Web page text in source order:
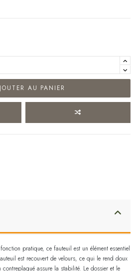
AU PANIER
pratique, ce fauteuil est un élément essentiel
est recouvert de velours, ce qui le rend doux
assure la stabilité. Le dossier et le